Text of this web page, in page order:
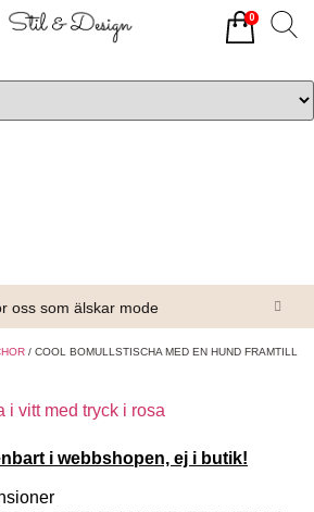
oss som älskar mode
/ COOL BOMULLSTISCHA MED EN HUND FRAMTILL
i webbshopen, ej i butik!
0